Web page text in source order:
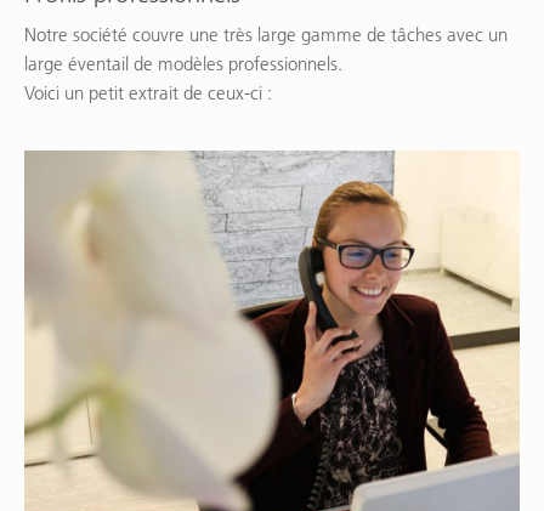
Notre société couvre une très large gamme de tâches avec un
large éventail de modèles professionnels.
Voici un petit extrait de ceux-ci :